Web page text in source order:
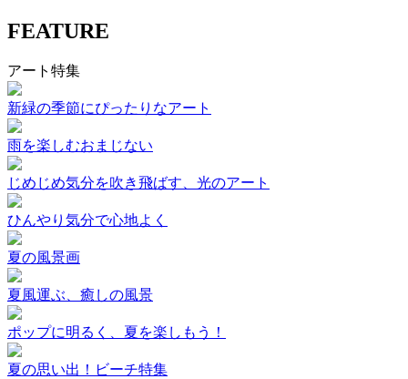
FEATURE
アート特集
新緑の季節にぴったりなアート
雨を楽しむおまじない
じめじめ気分を吹き飛ばす、光のアート
ひんやり気分で心地よく
夏の風景画
夏風運ぶ、癒しの風景
ポップに明るく、夏を楽しもう！
夏の思い出！ビーチ特集